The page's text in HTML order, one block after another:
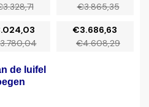
€3.865,35
€3.686,63
€4.608,29
de luifel